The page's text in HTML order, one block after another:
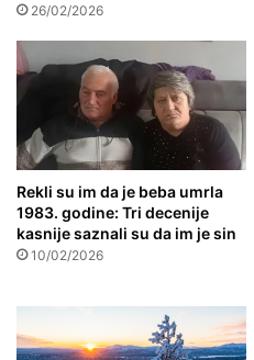
26/02/2026
Rekli su im da je beba umrla
1983. godine: Tri decenije
kasnije saznali su da im je sin
10/02/2026